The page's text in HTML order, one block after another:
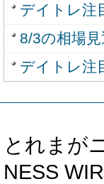
デイトレ注
8/3の相場
デイトレ注
とれまが
NESS